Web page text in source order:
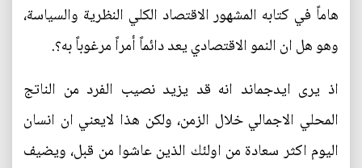
هاماً في كتابه المشهور الاقتصاد الكلي النظرية والسياسة،
وهو هل ان النمو الاقتصادي يعد دائماً أمراً مرغوباً به؟.
اذ يرى ايدجماند انه قد يزيد نصيب الفرد من الناتج
المحلي الاجمالي خلال الزمن، ولكن هذا لايعني ان انسان
اليوم اكثر سعادة من اولئك الذين عاشوا من قبل، ويضيف